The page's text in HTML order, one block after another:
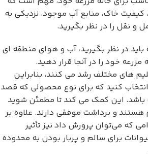
کیفیت خاک، منابع آب موجود، نزدیکی به
و نقل را در نظر بگیرید.
در نظر بگیرید، آب و هوای منطقه ای
خود را در آنجا قرار دهید.
های مختلف رشد می کنند، بنابراین
کنید که برای نوع محصولی که قصد
باشد. این کمک می کند تا مطمئن شوید
و برداشت موفقی دارند. علاوه بر
که می‌توان پرورش داد نیز تأثیر
برای سالم و پربار بودن به محدوده